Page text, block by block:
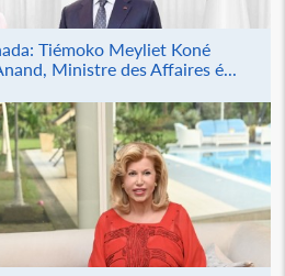
Tiémoko Meyliet Koné
Ministre des Affaires é...